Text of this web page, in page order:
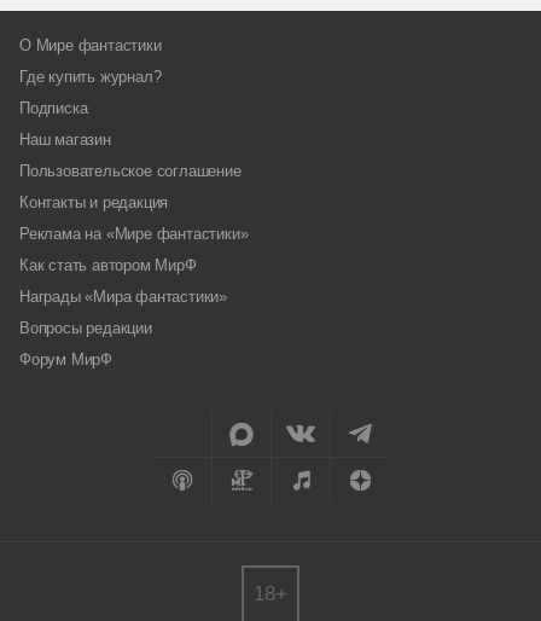
О Мире фантастики
Где купить журнал?
Подписка
Наш магазин
Пользовательское соглашение
Контакты и редакция
Реклама на «Мире фантастики»
Как стать автором МирФ
Награды «Мира фантастики»
Вопросы редакции
Форум МирФ
18+